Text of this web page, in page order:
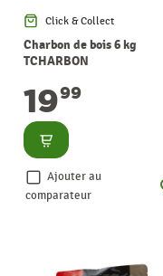
Click & Collect
Charbon de bois 6 kg
TCHARBON
1999
Consulter
Ajouter au
comparateur